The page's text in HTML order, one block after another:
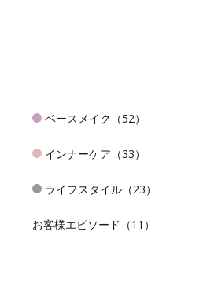
ベースメイク（52）
インナーケア（33）
ライフスタイル（23）
お客様エピソード（11）